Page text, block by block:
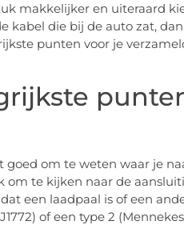
makkelijker en uiteraard
kabel die bij de auto zat,
punten voor je
om te weten waar je
te kijken naar de
een laadpaal is of een
of een type 2